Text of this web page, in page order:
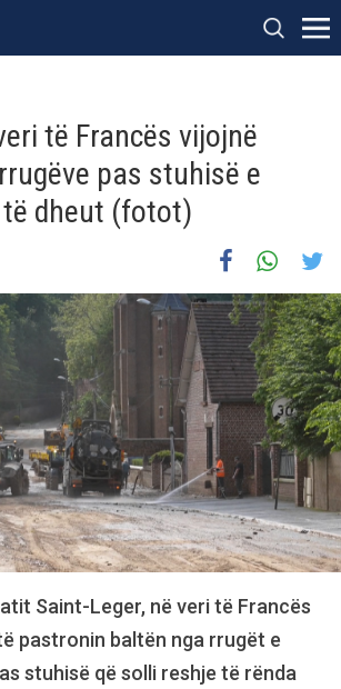
të Francës vijojnë
pas stuhisë e
dheut (fotot)
Saint-Leger, në veri të Francës
pastronin baltën nga rrugët e
stuhisë që solli reshje të rënda